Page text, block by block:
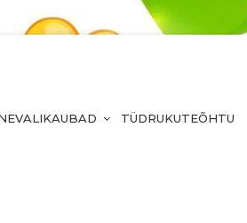
TÜDRUKUTEÕHTU